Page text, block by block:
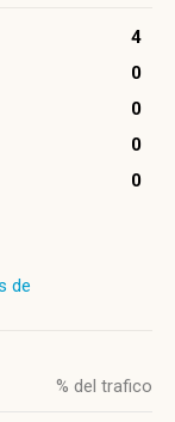
4
0
0
0
0
de
% del trafico